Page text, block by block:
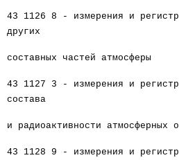
43 1126 8 - измерения и
других
составных частей атмосферы
43 1127 3 - измерения и
состава
и радиоактивности атмосферных
43 1128 9 - измерения и